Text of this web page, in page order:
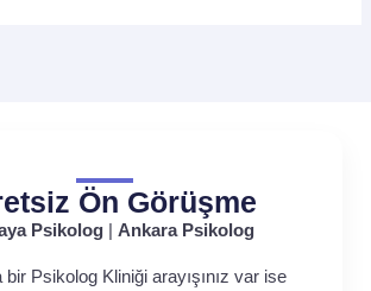
Ön Görüşme
Psikolog Ankara Psikolog
bir Psikolog Kliniği arayışınız var ise